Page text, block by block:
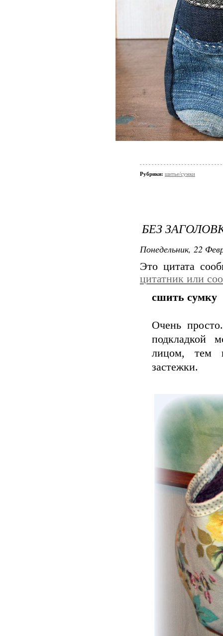
Рубрики: шитье/сумки
БЕЗ
Понедельник, 22
Это цитата
цитатник или
сшить сумку
Очень
подкладкой
лицом, тем
застежки.